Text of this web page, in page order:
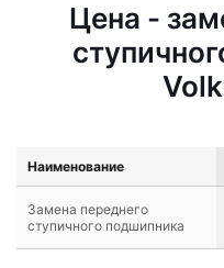
Цена -
Наименование
Замена переднего
ступичного подшипника